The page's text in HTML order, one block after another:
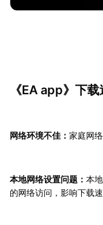
《EA app》下
网络环境不佳： 家庭网
本地网络设置问题： 本
的网络访问，影响下载速